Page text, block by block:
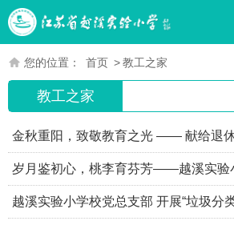
您的位置： 首页 >教工之家
教工之家
金秋重阳，致敬教育之光 —— 献给退
歌
岁月鉴初心，桃李育芬芳——越溪实验
海官老师荣休仪式
越溪实验小学校党总支部 开展“垃圾分